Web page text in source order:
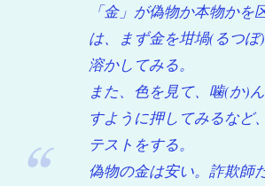
「金」が偽物か本物かを
は、まず金を坩堝(るつぼ)
溶かしてみる。
また、色を見て、噛(か)
すように押してみるなど
テストをする。
偽物の金は安い。詐欺師